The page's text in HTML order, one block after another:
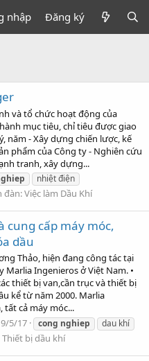
nhập Đăng ký
và tổ chức hoạt động của
mục tiêu, chỉ tiêu được giao
năm - Xây dựng chiến lược, kế
phẩm của Công ty - Nghiên cứu
tranh, xây dựng...
nhiệt điện
đàn:Việc làm Dầu Khí
cung cấp máy móc,
dầu
Thảo, hiện đang công tác tại
Ingenieros ở Việt Nam. •
thiết bị van,cần trục và thiết bị
kể từ năm 2000. Marlia
tất cả máy móc...
9/5/17 cong nghiep
dau khí
Thiết bị dầu khí